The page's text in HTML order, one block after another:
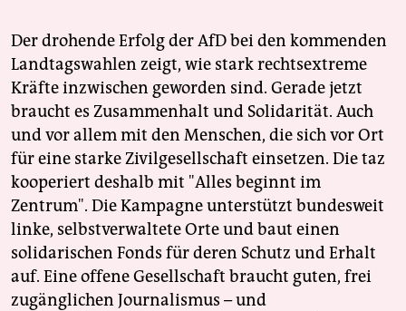
Der drohende Erfolg der AfD bei den kommenden
Landtagswahlen zeigt, wie stark rechtsextreme
Kräfte inzwischen geworden sind. Gerade jetzt
braucht es Zusammenhalt und Solidarität. Auch
und vor allem mit den Menschen, die sich vor Ort
für eine starke Zivilgesellschaft einsetzen. Die taz
kooperiert deshalb mit "Alles beginnt im
Zentrum". Die Kampagne unterstützt bundesweit
linke, selbstverwaltete Orte und baut einen
solidarischen Fonds für deren Schutz und Erhalt
auf. Eine offene Gesellschaft braucht guten, frei
zugänglichen Journalismus – und